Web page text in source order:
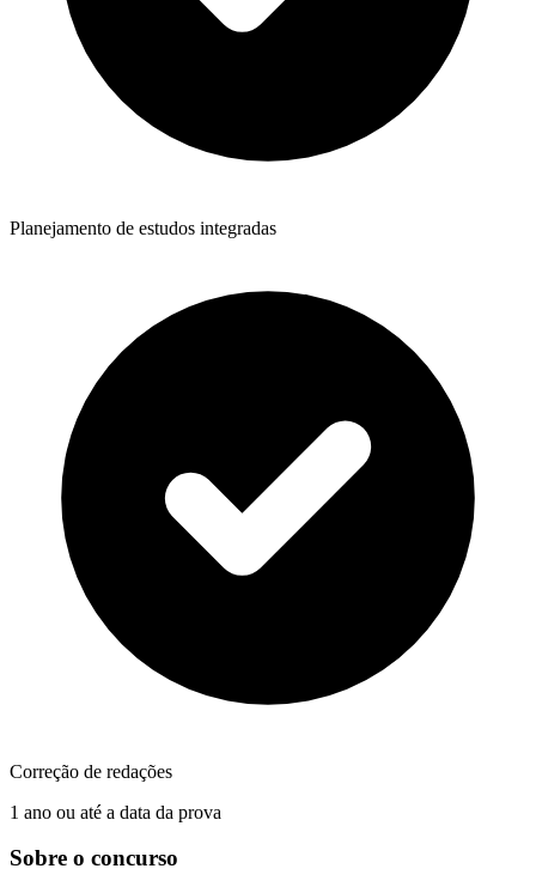
Planejamento de estudos integradas
Correção de redações
1 ano ou até a data da prova
Sobre o concurso